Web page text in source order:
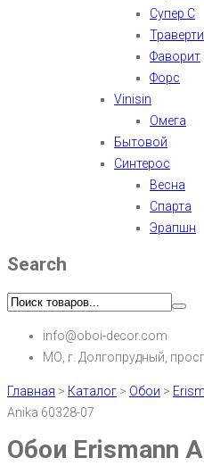
Супер С
Фаворит
Форс
Vinisin
Омега
Бытовой
Синтерос
Весна
Спарта
Эрапшн
Search
info@oboi-decor.com
МО, г. Долгопрудный,
Главная > Каталог > Обои >
Anika 60328-07
Обои Erismann